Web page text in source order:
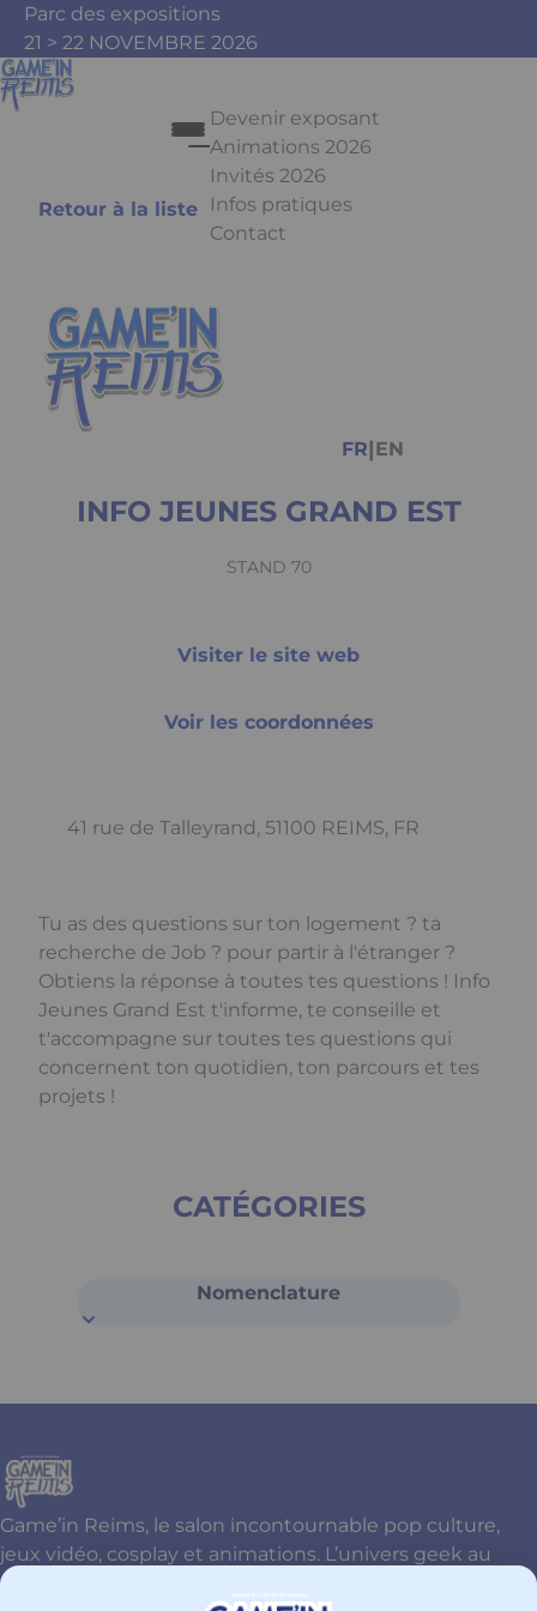
Aller au contenu principal
Parc des expositions
21 > 22 NOVEMBRE 2026
Devenir exposant
Animations 2026
Invités 2026
Infos pratiques
Contact
FR|EN
Retour à la liste
INFO JEUNES GRAND EST
STAND 70
Visiter le site web
Voir les coordonnées
41 rue de Talleyrand, 51100 REIMS, FR
Tu as des questions sur ton logement ? ta
recherche de Job ? pour partir à l'étranger ?
Obtiens la réponse à toutes tes questions ! Info
Jeunes Grand Est t'informe, te conseille et
t'accompagne sur toutes tes questions qui
concernent ton quotidien, ton parcours et tes
projets !
CATÉGORIES
Nomenclature
Game’in Reims, le salon incontournable pop culture,
jeux vidéo, cosplay et animations. L’univers geek au
cœur de Reims !
Panneau de gestion des cookies